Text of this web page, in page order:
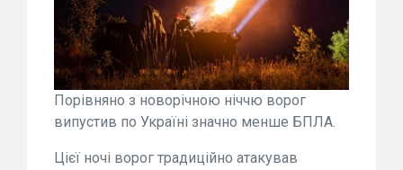
Порівняно з новорічною ніччю ворог
випустив по Україні значно менше БПЛА.
Цієї ночі ворог традиційно атакував